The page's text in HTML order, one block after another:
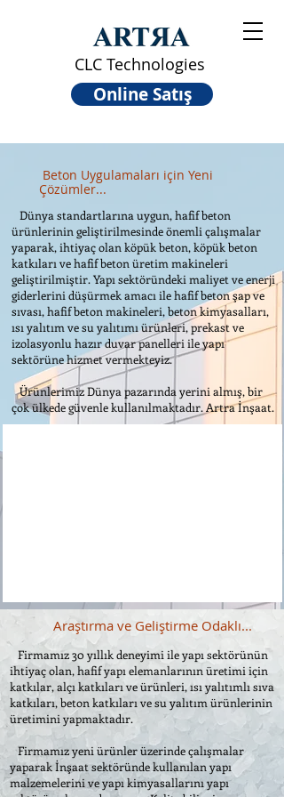
CLC Technologies
Online Satış
Beton Uygulamaları için Yeni
Çözümler...
Dünya standartlarına uygun, hafif beton
ürünlerinin geliştirilmesinde önemli çalışmalar
yaparak, ihtiyaç olan köpük beton, köpük beton
katkıları ve hafif beton üretim makineleri
geliştirilmiştir. Yapı sektöründeki maliyet ve enerji
giderlerini düşürmek amacı ile hafif beton şap ve
sıvası, hafif beton makineleri, beton kimyasalları,
ısı yalıtım ve su yalıtımı ürünleri, prekast ve
izolasyonlu hazır duvar panelleri ile yapı
sektörüne hizmet vermekteyiz.
Ürünlerimiz Dünya pazarında yerini almış, bir
çok ülkede güvenle kullanılmaktadır. Artra İnşaat.
Araştırma ve Geliştirme Odaklı...
Firmamız 30 yıllık deneyimi ile yapı sektörünün
ihtiyaç olan, hafif yapı elemanlarının üretimi için
katkılar, alçı katkıları ve ürünleri, ısı yalıtımlı sıva
katkıları, beton katkıları ve su yalıtım ürünlerinin
üretimini yapmaktadır.
Firmamız yeni ürünler üzerinde çalışmalar
yaparak İnşaat sektöründe kullanılan yapı
malzemelerini ve yapı kimyasallarını yapı